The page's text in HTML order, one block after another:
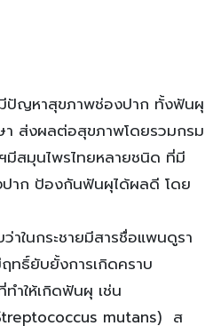
หาสุขภาพช่องปาก ทั้งฟันผุ
า ส่งผลต่อสุขภาพโดยรวมกรม
สมุนไพรไทยหลายชนิด ที่มี
าก ป้องกันฟันผุได้ผลดี โดย
นกระชายมีสารชื่อแพนดูรา
ทธิ์ยับยั้งการเกิดคราบ
ำให้เกิดฟันผุ เช่น
mutans) ส